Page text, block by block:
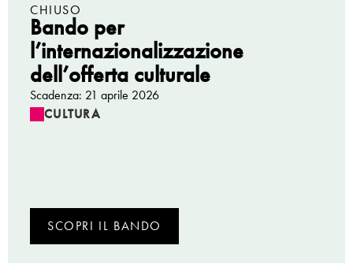
CHIUSO
Bando per
l’internazionalizzazione
dell’offerta culturale
Scadenza: 21 aprile 2026
CULTURA
SCOPRI IL BANDO